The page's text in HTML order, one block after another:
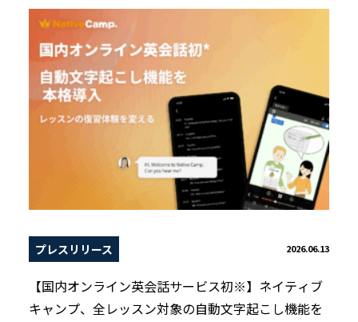
プレスリリース 2026.06.13
【国内オンライン英会話サービス初※】ネイティブ
キャンプ、全レッスン対象の自動文字起こし機能を